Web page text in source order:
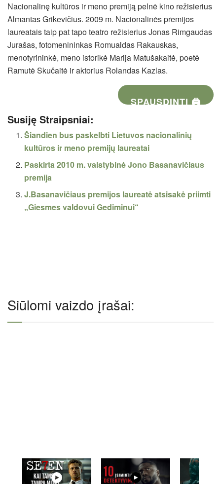
Nacionalinę kultūros ir meno premiją pelnė kino režisierius
Almantas Grikevičius. 2009 m. Nacionalinės premijos
laureatais taip pat tapo teatro režisierius Jonas Rimgaudas
Jurašas, fotomenininkas Romualdas Rakauskas,
menotyrininkė, meno istorikė Marija Matušakaitė, poetė
Ramutė Skučaitė ir aktorius Rolandas Kazlas.
SPAUSDINTI 🖨
Susiję Straipsniai:
Šiandien bus paskelbti Lietuvos nacionalinių
kultūros ir meno premijų laureatai
Paskirta 2010 m. valstybinė Jono Basanavičiaus
premija
J.Basanavičiaus premijos laureatė atsisakė priimti
„Giesmes valdovui Gediminui“
Siūlomi vaizdo įrašai: